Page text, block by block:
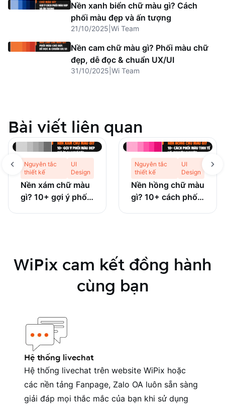
Nền xanh biển chữ màu gì? Cách
phối màu đẹp và ấn tượng
21/10/2025 Wi Team
Nền cam chữ màu gì? Phối màu chữ
đẹp, dễ đọc & chuẩn UX/UI
31/10/2025 Wi Team
Bài viết liên quan
Nguyên tắc
thiết kế
UI
Design
Nền xám chữ màu
gì? 10+ gợi ý phối
Nguyên tắc
thiết kế
UI
Design
Nền hồng chữ màu
gì? 10+ cách phối
WiPix cam kết đồng hành
cùng bạn
Hệ thống livechat
Hệ thống livechat trên website WiPix hoặc
các nền tảng Fanpage, Zalo OA luôn sẵn sàng
giải đáp mọi thắc mắc của bạn khi sử dụng